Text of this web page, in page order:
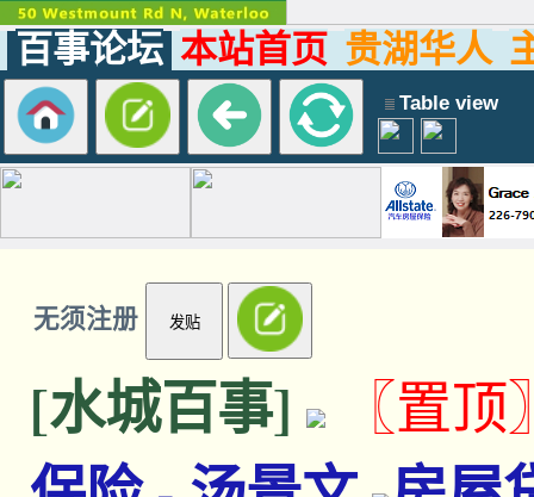
百事论坛 本站首页 贵湖华人
Table view
无须注册 发贴
[水城百事] 〖置顶